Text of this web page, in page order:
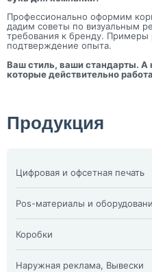
Профессионально оформим
дадим советы по визуальным
требования к бренду.
подтверждение опыта.
Ваш стиль, ваши стандарты.
которые действительно
Продукция
Цифровая и офсетная печать
Визитки
Конверты
3D наклейки
Бейдж
Билеты
Блокноты
Брошюра, каталог
Буклеты
Pos-материалы и
X-стенд
Воблеры
Оформление выставочных
стендов
Коробки
микрогофры и Гофрокоробки
Наружная реклама, Вывески